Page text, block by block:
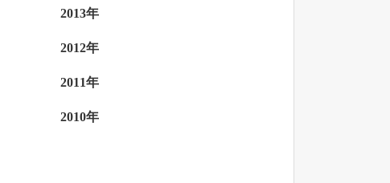
2013年
2012年
2011年
2010年